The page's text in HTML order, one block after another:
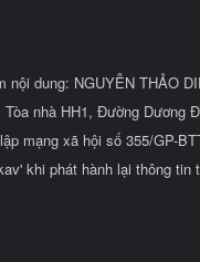
nội dung: NGUYỄN THẢO
nhà HH1, Đường Dương
mạng xã hội số 355/GP-
khi phát hành lại thông tin